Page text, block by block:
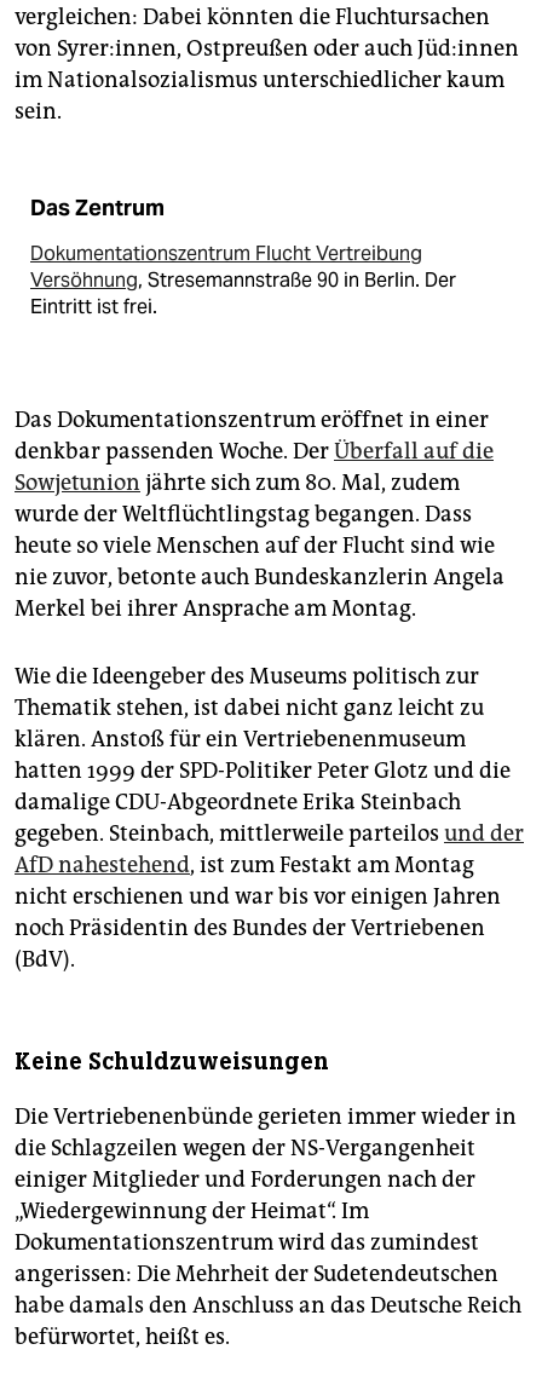
vergleichen: Dabei könnten die Flucht­ursachen
von Syrer:innen, Ostpreußen oder auch Jü­d:in­nen
im Nationalsozialismus unterschiedlicher kaum
sein.
Das Zentrum
Dokumentationszentrum Flucht Vertreibung
Versöhnung, Stresemannstraße 90 in Berlin. Der
Eintritt ist frei.
Das Dokumentationszentrum eröffnet in einer
denkbar passenden Woche. DerÜberfall auf die
Sowjetunion jährte sich zum 80. Mal, zudem
wurde der Weltflüchtlingstag begangen. Dass
heute so viele Menschen auf der Flucht sind wie
nie zuvor, betonte auch Bundeskanzlerin Angela
Merkel bei ihrer Ansprache am Montag.
Wie die Ideengeber des Museums politisch zur
Thematik stehen, ist dabei nicht ganz leicht zu
klären. Anstoß für ein Vertriebenenmuseum
hatten 1999 der SPD-Politiker Peter Glotz und die
damalige CDU-Abgeordnete Erika Steinbach
gegeben. Steinbach, mittlerweile parteilos und der
AfD nahestehend, ist zum Festakt am Montag
nicht erschienen und war bis vor einigen Jahren
noch Präsidentin des Bundes der Vertriebenen
(BdV).
Keine Schuldzuweisungen
Die Vertriebenenbünde gerieten immer wieder in
die Schlagzeilen wegen der NS-Vergangenheit
einiger Mitglieder und Forderungen nach der
„Wiedergewinnung der Heimat“. Im
Dokumentationszentrum wird das zumindest
angerissen: Die Mehrheit der Sudetendeutschen
habe damals den Anschluss an das Deutsche Reich
befürwortet, heißt es.